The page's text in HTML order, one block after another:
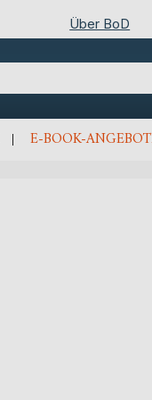
Über BoD
E-BOOK-